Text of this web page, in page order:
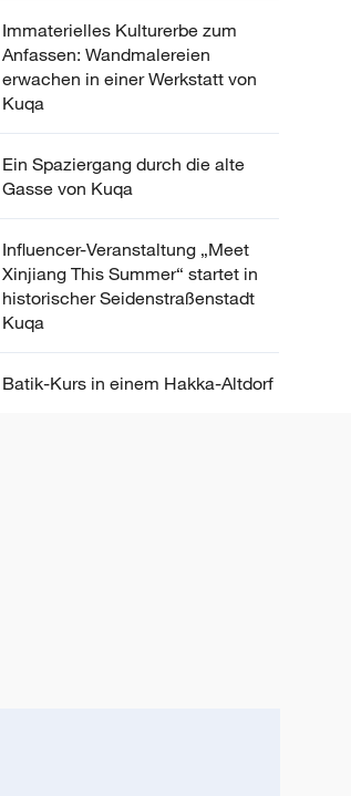
Immaterielles Kulturerbe zum
Anfassen: Wandmalereien
erwachen in einer Werkstatt von
Kuqa
Ein Spaziergang durch die alte
Gasse von Kuqa
Influencer-Veranstaltung „Meet
Xinjiang This Summer“ startet in
historischer Seidenstraßenstadt
Kuqa
Batik-Kurs in einem Hakka-Altdorf